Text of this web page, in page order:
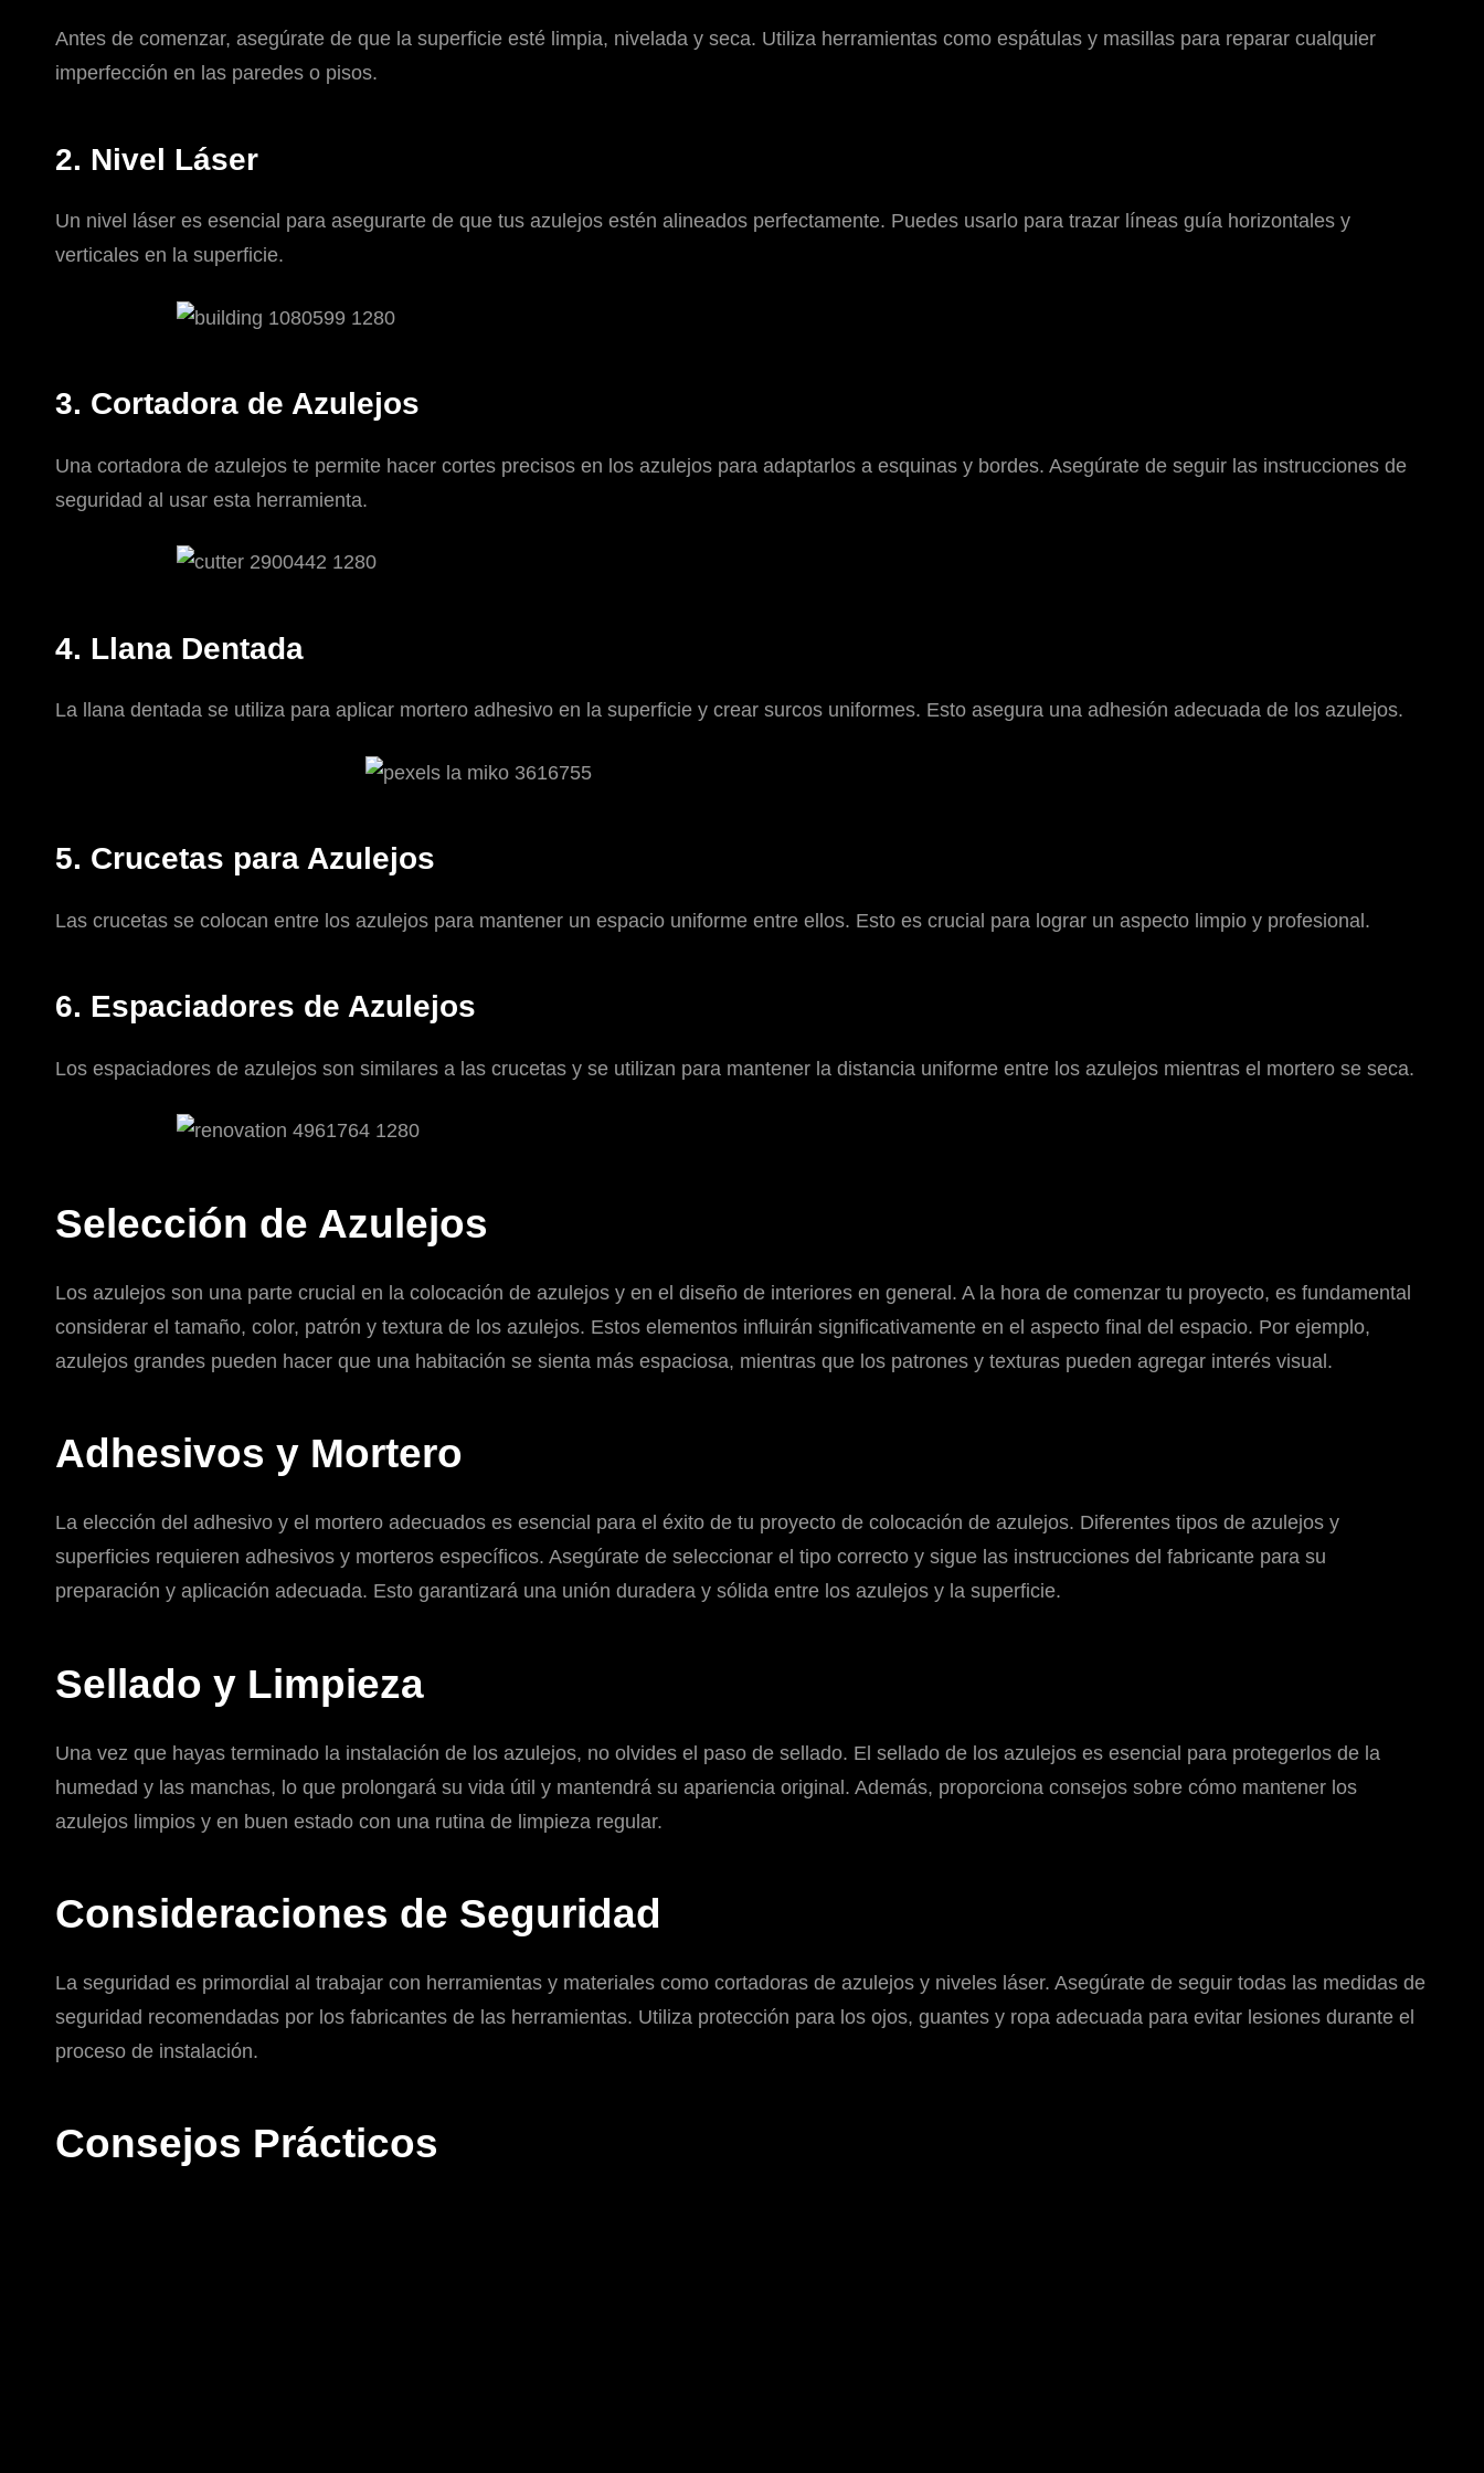
Antes de comenzar, asegúrate de que la superficie esté limpia, nivelada y seca. Utiliza herramientas como espátulas y masillas para reparar cualquier
imperfección en las paredes o pisos.
2. Nivel Láser
Un nivel láser es esencial para asegurarte de que tus azulejos estén alineados perfectamente. Puedes usarlo para trazar líneas guía horizontales y
verticales en la superficie.
3. Cortadora de Azulejos
Una cortadora de azulejos te permite hacer cortes precisos en los azulejos para adaptarlos a esquinas y bordes. Asegúrate de seguir las instrucciones de
seguridad al usar esta herramienta.
4. Llana Dentada
La llana dentada se utiliza para aplicar mortero adhesivo en la superficie y crear surcos uniformes. Esto asegura una adhesión adecuada de los azulejos.
5. Crucetas para Azulejos
Las crucetas se colocan entre los azulejos para mantener un espacio uniforme entre ellos. Esto es crucial para lograr un aspecto limpio y profesional.
6. Espaciadores de Azulejos
Los espaciadores de azulejos son similares a las crucetas y se utilizan para mantener la distancia uniforme entre los azulejos mientras el mortero se seca.
Selección de Azulejos
Los azulejos son una parte crucial en la colocación de azulejos y en el diseño de interiores en general. A la hora de comenzar tu proyecto, es fundamental
considerar el tamaño, color, patrón y textura de los azulejos. Estos elementos influirán significativamente en el aspecto final del espacio. Por ejemplo,
azulejos grandes pueden hacer que una habitación se sienta más espaciosa, mientras que los patrones y texturas pueden agregar interés visual.
Adhesivos y Mortero
La elección del adhesivo y el mortero adecuados es esencial para el éxito de tu proyecto de colocación de azulejos. Diferentes tipos de azulejos y
superficies requieren adhesivos y morteros específicos. Asegúrate de seleccionar el tipo correcto y sigue las instrucciones del fabricante para su
preparación y aplicación adecuada. Esto garantizará una unión duradera y sólida entre los azulejos y la superficie.
Sellado y Limpieza
Una vez que hayas terminado la instalación de los azulejos, no olvides el paso de sellado. El sellado de los azulejos es esencial para protegerlos de la
humedad y las manchas, lo que prolongará su vida útil y mantendrá su apariencia original. Además, proporciona consejos sobre cómo mantener los
azulejos limpios y en buen estado con una rutina de limpieza regular.
Consideraciones de Seguridad
La seguridad es primordial al trabajar con herramientas y materiales como cortadoras de azulejos y niveles láser. Asegúrate de seguir todas las medidas de
seguridad recomendadas por los fabricantes de las herramientas. Utiliza protección para los ojos, guantes y ropa adecuada para evitar lesiones durante el
proceso de instalación.
Consejos Prácticos